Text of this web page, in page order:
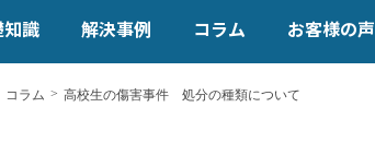
識 解決事例 コラム お客様の声
コラム 高校生の傷害事件 処分の種類について